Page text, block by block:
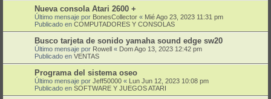
Nueva consola Atari 2600 +
Último mensaje por BonesCollector « Mié Ago 23, 2023 11:31 pm
Publicado en COMPUTADORES Y CONSOLAS
Busco tarjeta de sonido yamaha sound edge sw20
Último mensaje por Rowell « Dom Ago 13, 2023 12:42 pm
Publicado en VENTAS
Programa del sistema oseo
Último mensaje por Jeff50000 « Lun Jun 12, 2023 10:08 pm
Publicado en SOFTWARE Y JUEGOS ATARI